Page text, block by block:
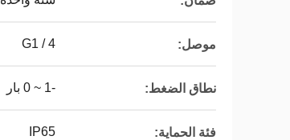
موصل: G1 / 4
نطاق الضغط: -1 ~ 0 بار
فئة الحماية: IP65